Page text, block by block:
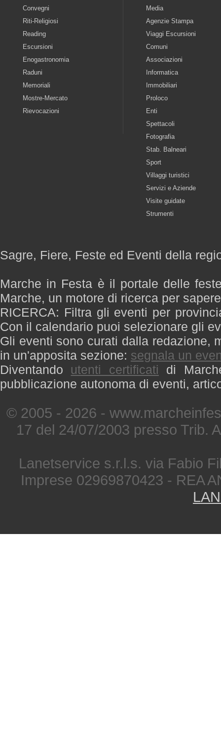
Convegni
Riti-Religiosi
Reading
Escursioni
Enogastronomia
Raduni
Memoriali
Mostre-Mercato
Rievocazioni
Media
Agenzie Stampa
Viaggi Escursioni
Comuni
Associazioni
Informatica
Immobiliari
Proloco
Enti
Spettacoli
Fotografia
Stab. Balneari
Sport
Villaggi turistici
Servizi e Aziende
Visite guidate
Strumenti
Sagre, Fiere, Feste ed Eventi della
Marche in Festa è il portale delle
Marche, un motore di ricerca per
RICERCA: Filtra gli eventi per
Con il calendario puoi selezionare gli
Gli eventi sono curati dalla redazione,
in un'apposita sezione: segnala un
Diventando utenti certificati di
pubblicazione autonoma di eventi,
© 2005 - 2026 -
17 del 24/07/2003 presso Trib.
Lanetservice s.r.l.s. via Fabio
Imprese 02969870423 - REA